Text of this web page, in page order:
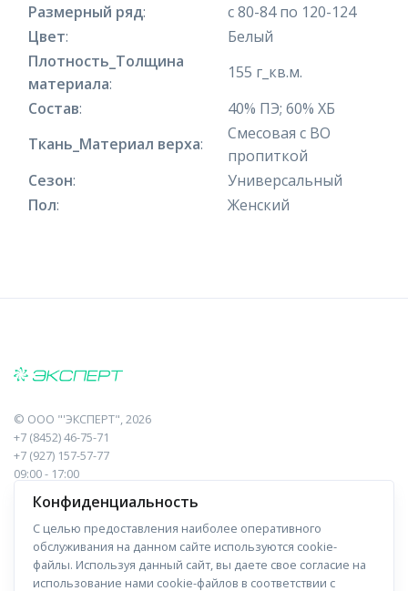
Размерный ряд:
с 80-84 по 120-124
Цвет:
Белый
Плотность_Толщина
материала:
155 г_кв.м.
Состав:
40% ПЭ; 60% ХБ
Ткань_Материал верха:
Смесовая с ВО
пропиткой
Сезон:
Универсальный
Пол: Женский
© ООО "'ЭКСПЕРТ", 2026
+7 (8452) 46-75-71
+7 (927) 157-57-77
09:00 - 17:00
410017, Саратов, Пугачева, 10 к1, оф.23
Навигация
Прайс-лист
Информация
О компании
Конфиденциальность
С целью предоставления наиболее оперативного
обслуживания на данном сайте используются cookie-
файлы. Используя данный сайт, вы даете свое согласие на
использование нами cookie-файлов в соответствии с